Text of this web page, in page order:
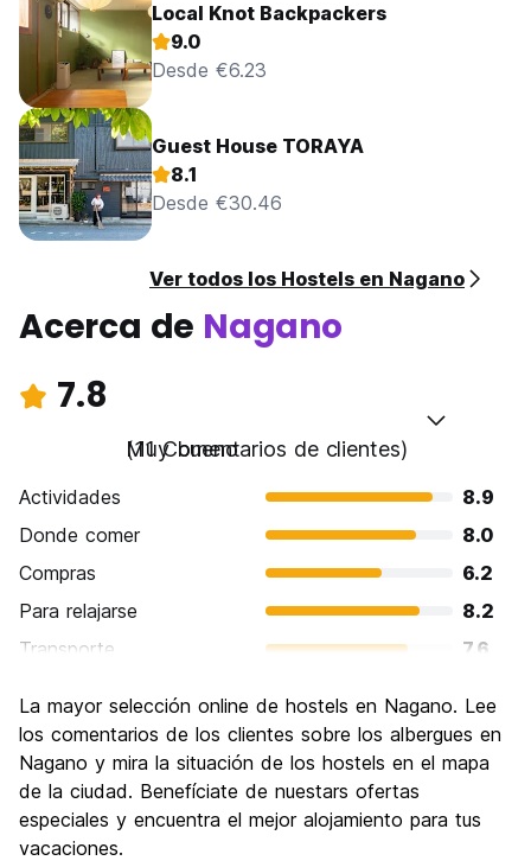
Local Knot Backpackers
9.0
Desde €6.23
Guest House TORAYA
8.1
Desde €30.46
Ver todos los Hostels en Nagano
Acerca de Nagano
7.8
Muy bueno
(11 Comentarios de clientes)
Actividades
8.9
Donde comer
8.0
Compras
6.2
Para relajarse
8.2
Transporte
7.6
Cultura
8.9
Fiesta
5.5
Calidad Precio
La mayor selección online de hostels en Nagano. Lee
los comentarios de los clientes sobre los albergues en
Nagano y mira la situación de los hostels en el mapa
de la ciudad. Benefíciate de nuestars ofertas
especiales y encuentra el mejor alojamiento para tus
vacaciones.